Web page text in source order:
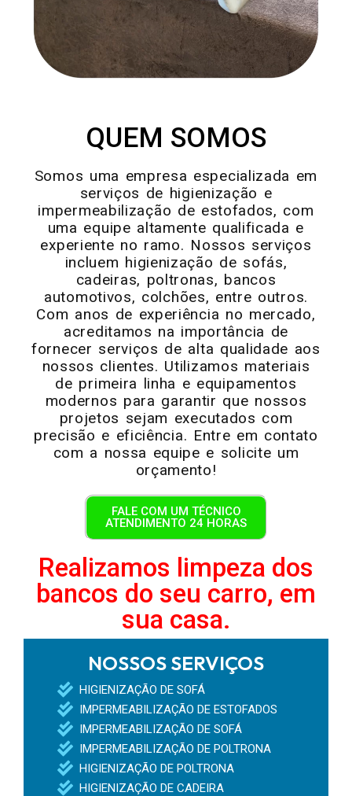
QUEM SOMOS
Somos uma empresa especializada em
serviços de higienização e
impermeabilização de estofados, com
uma equipe altamente qualificada e
experiente no ramo. Nossos serviços
incluem higienização de sofás,
cadeiras, poltronas, bancos
automotivos, colchões, entre outros.
Com anos de experiência no mercado,
acreditamos na importância de
fornecer serviços de alta qualidade aos
nossos clientes. Utilizamos materiais
de primeira linha e equipamentos
modernos para garantir que nossos
projetos sejam executados com
precisão e eficiência. Entre em contato
com a nossa equipe e solicite um
orçamento!
FALE COM UM TÉCNICO
ATENDIMENTO 24 HORAS
Realizamos limpeza dos
bancos do seu carro, em
sua casa.
NOSSOS SERVIÇOS
HIGIENIZAÇÃO DE SOFÁ
IMPERMEABILIZAÇÃO DE ESTOFADOS
IMPERMEABILIZAÇÃO DE SOFÁ
IMPERMEABILIZAÇÃO DE POLTRONA
HIGIENIZAÇÃO DE POLTRONA
HIGIENIZAÇÃO DE CADEIRA